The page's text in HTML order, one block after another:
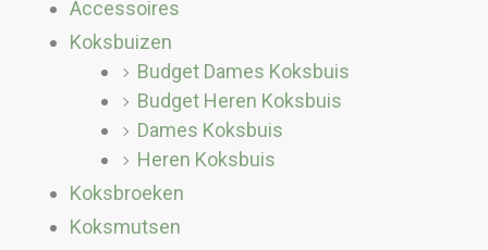
Accessoires
Koksbuizen
Budget Dames Koksbuis
Budget Heren Koksbuis
Dames Koksbuis
Heren Koksbuis
Koksbroeken
Koksmutsen